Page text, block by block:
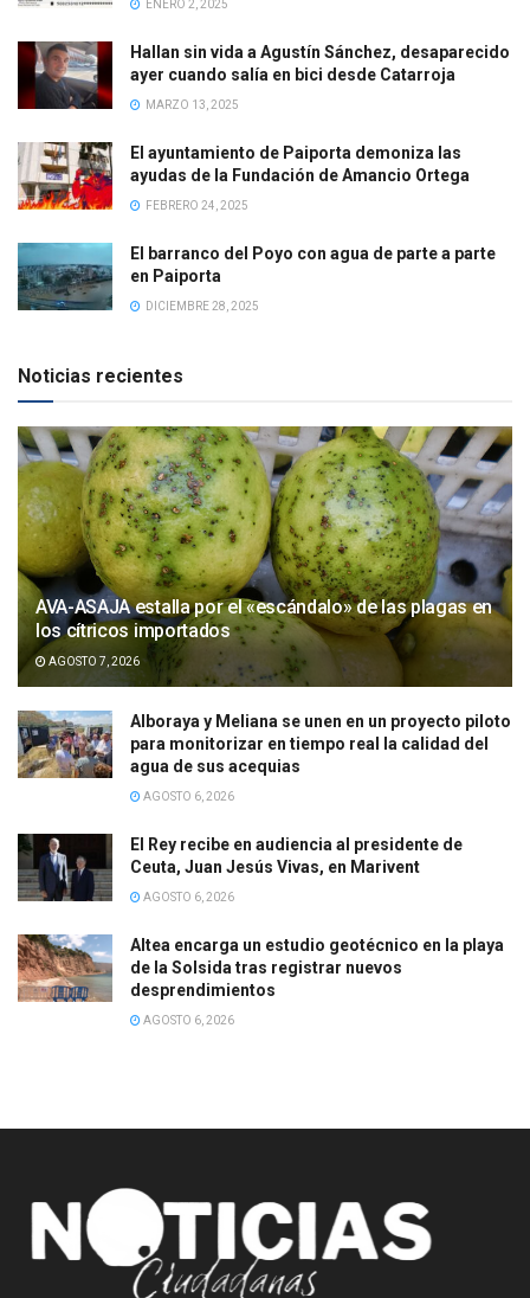
ENERO 2, 2025
Hallan sin vida a Agustín Sánchez, desaparecido
ayer cuando salía en bici desde Catarroja
MARZO 13, 2025
El ayuntamiento de Paiporta demoniza las
ayudas de la Fundación de Amancio Ortega
FEBRERO 24, 2025
El barranco del Poyo con agua de parte a parte
en Paiporta
DICIEMBRE 28, 2025
Noticias recientes
AVA-ASAJA estalla por el «escándalo» de las plagas en
los cítricos importados
AGOSTO 7, 2026
Alboraya y Meliana se unen en un proyecto piloto
para monitorizar en tiempo real la calidad del
agua de sus acequias
AGOSTO 6, 2026
El Rey recibe en audiencia al presidente de
Ceuta, Juan Jesús Vivas, en Marivent
AGOSTO 6, 2026
Altea encarga un estudio geotécnico en la playa
de la Solsida tras registrar nuevos
desprendimientos
AGOSTO 6, 2026